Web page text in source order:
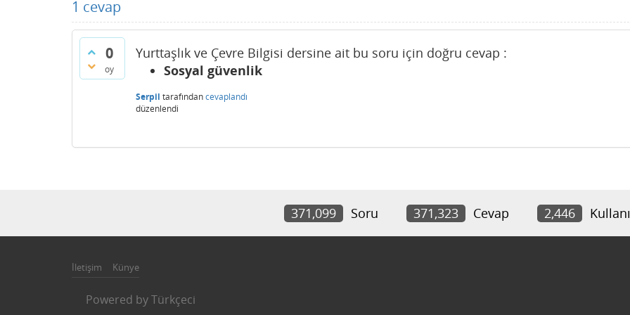
1 cevap
0
oy
Yurttaşlık ve Çevre Bilgisi dersine ait bu soru için doğru cevap :
Sosyal güvenlik
Serpil tarafındancevaplandı
düzenlendi
371,099 Soru 371,323 Cevap 2,446
İletişim Künye
Powered byTürkçeci